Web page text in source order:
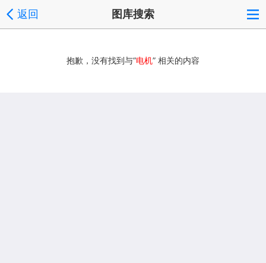
返回 图库搜索
抱歉，没有找到与“电机” 相关的内容